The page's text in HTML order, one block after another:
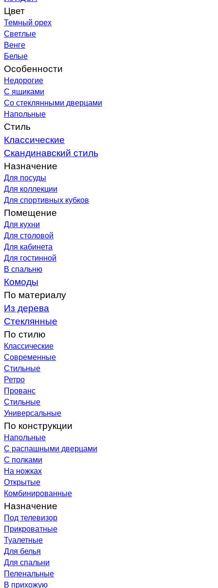
Цвет
Темный орех
Светлые
Венге
Белые
Особенности
Недорогие
С ящиками
Со стеклянными дверцами
Напольные
Стиль
Классические
Скандинавский стиль
Назначение
Для посуды
Для коллекции
Для спортивных кубков
Помещение
Для кухни
Для столовой
Для кабинета
Для гостинной
В спальню
Комоды
По материалу
Из дерева
Стеклянные
По стилю
Классические
Современные
Стильные
Ретро
Прованс
Стильные
Универсальные
По конструкции
Напольные
С распашными дверцами
С полками
На ножках
Открытые
Комбинированные
Назначение
Под телевизор
Прикроватные
Туалетные
Для белья
Для спальни
Пеленальные
В прихожую